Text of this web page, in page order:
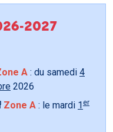
2027
A : du samedi 4
2026
Zone A : le mardi 1 er